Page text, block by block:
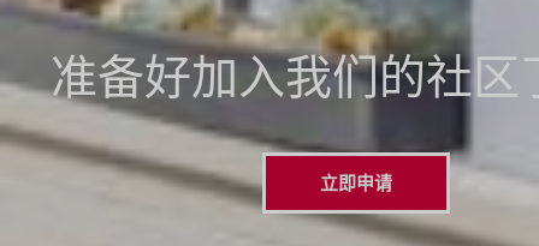
准备好加入我们的社区
立即申请